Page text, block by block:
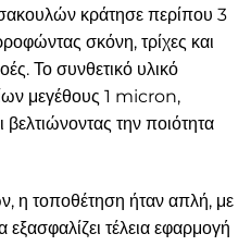
κράτησε περίπου 3
σκόνη, τρίχες και
Το συνθετικό υλικό
μεγέθους 1 micron,
βελτιώνοντας την ποιότητα
η τοποθέτηση ήταν απλή, με
εξασφαλίζει τέλεια εφαρμογή